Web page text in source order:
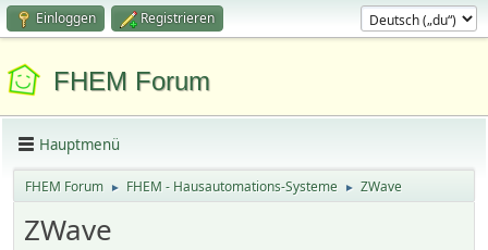
Einloggen Registrieren
FHEM Forum
Hauptmenü
FHEM Forum ► FHEM - Hausautomations-Systeme ► ZWave
ZWave